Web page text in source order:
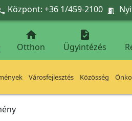
Központ: +36 1/459-2100 

Otthon

Ügyintézés
Városfejlesztés Közösség